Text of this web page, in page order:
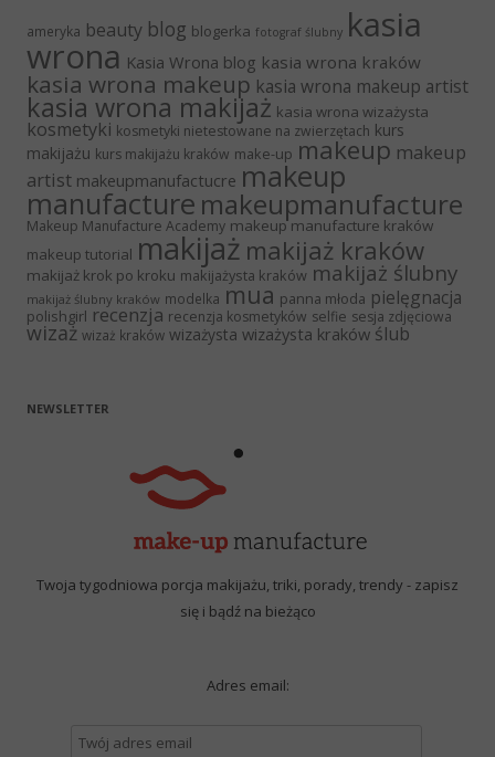
ameryka beauty blog blogerka fotograf ślubny kasia
wrona Kasia Wrona blog kasia wrona kraków
kasia wrona makeup kasia wrona makeup artist
kasia wrona makijaż kasia wrona wizażysta
kosmetyki kosmetyki nietestowane na zwierzętach kurs
makijażu kurs makijażu kraków make-up makeup makeup
artist makeupmanufactucre makeup
manufacture makeupmanufacture
Makeup Manufacture Academy makeup manufacture kraków
makeup tutorial makijaż makijaż kraków
makijaż krok po kroku makijażysta kraków makijaż ślubny
makijaż ślubny kraków modelka mua panna młoda pielęgnacja
polishgirl recenzja recenzja kosmetyków selfie sesja zdjęciowa
wizaż wizaż kraków wizażysta wizażysta kraków ślub
NEWSLETTER
Twoja tygodniowa porcja makijażu, triki, porady, trendy - zapisz
się i bądź na bieżąco
Adres email: